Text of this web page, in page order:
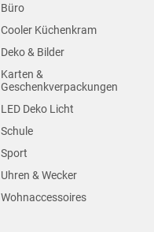
Büro
Cooler Küchenkram
Deko & Bilder
Karten &
Geschenkverpackungen
LED Deko Licht
Schule
Sport
Uhren & Wecker
Wohnaccessoires